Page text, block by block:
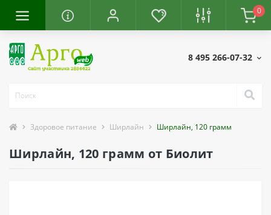
0
8 495 266-07-32
Здоровое питание Ширлайн Ширлайн, 120 грамм
Ширлайн, 120 грамм от Биолит